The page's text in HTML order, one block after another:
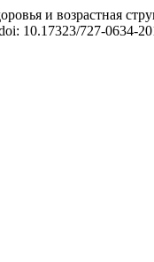
и возрастная
10.17323/727-0634-